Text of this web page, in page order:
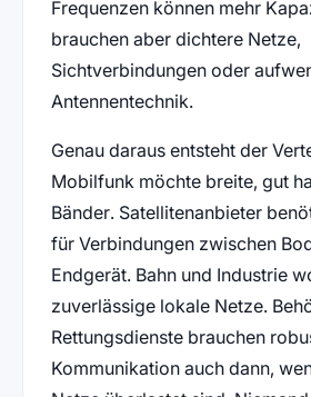
Frequenzen können mehr
brauchen aber dichtere Netze,
Sichtverbindungen oder
Antennentechnik.
Genau daraus entsteht der
Mobilfunk möchte breite, gut
Bänder. Satellitenanbieter
für Verbindungen zwischen
Endgerät. Bahn und Industrie
zuverlässige lokale Netze.
Rettungsdienste brauchen
Kommunikation auch dann,